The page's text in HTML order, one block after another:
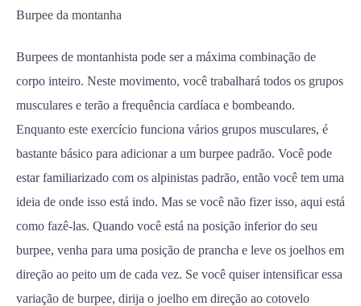
Burpee da montanha
Burpees de montanhista pode ser a máxima combinação de
corpo inteiro. Neste movimento, você trabalhará todos os grupos
musculares e terão a frequência cardíaca e bombeando.
Enquanto este exercício funciona vários grupos musculares, é
bastante básico para adicionar a um burpee padrão. Você pode
estar familiarizado com os alpinistas padrão, então você tem uma
ideia de onde isso está indo. Mas se você não fizer isso, aqui está
como fazê-las. Quando você está na posição inferior do seu
burpee, venha para uma posição de prancha e leve os joelhos em
direção ao peito um de cada vez. Se você quiser intensificar essa
variação de burpee, dirija o joelho em direção ao cotovelo